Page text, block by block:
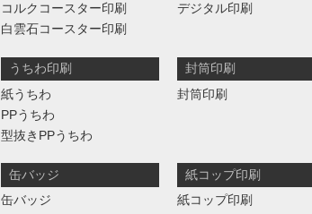
コルクコースター印刷
白雲石コースター印刷
デジタル印刷
うちわ印刷
紙うちわ
PPうちわ
型抜きPPうちわ
封筒印刷
封筒印刷
缶バッジ
缶バッジ
紙コップ印刷
紙コップ印刷